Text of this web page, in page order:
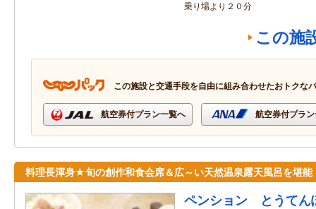
乗り場より２０分
この施
この施設と交通手段を自由に組み合わせたおトクな
航空券付プラン一覧へ 航空券付プラ
料理長渾身★旬の創作和食会席＆広～い天然温泉露天風呂を堪能
ペンション とうてん